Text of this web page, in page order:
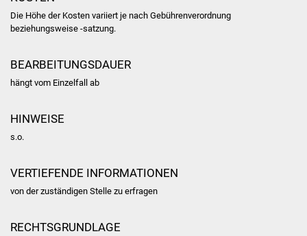
Fachteam Jugend
Die Höhe der Kosten variiert je nach Gebührenverordnung
beziehungsweise -satzung.
BEARBEITUNGSDAUER
hängt vom Einzelfall ab
HINWEISE
s.o.
VERTIEFENDE INFORMATIONEN
von der zuständigen Stelle zu erfragen
RECHTSGRUNDLAGE